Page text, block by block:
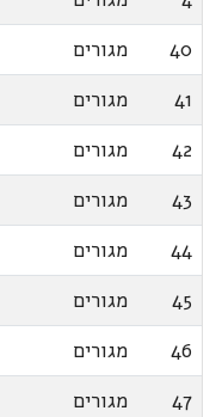
40
מגורים
41
מגורים
42
מגורים
43
מגורים
44
מגורים
45
מגורים
46
מגורים
47
מגורים